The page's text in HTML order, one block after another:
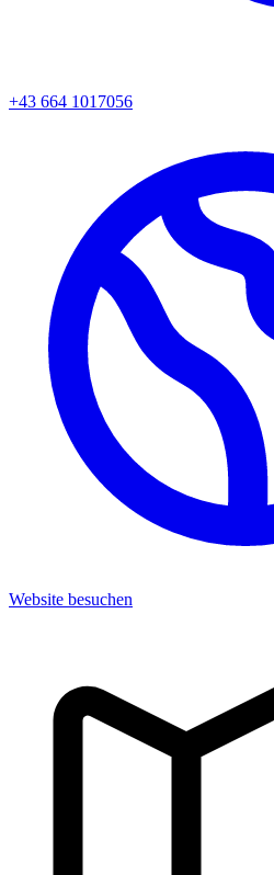
+43 664 1017056
Website besuchen